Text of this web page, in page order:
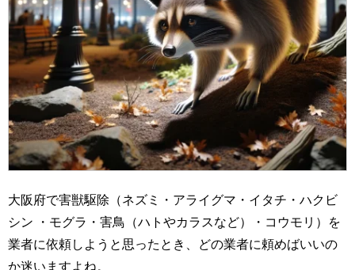
大阪府で害獣駆除（ネズミ・アライグマ・イタチ・ハクビ
シン ・モグラ・害鳥（ハトやカラスなど）・コウモリ）を
業者に依頼しようと思ったとき、どの業者に頼めばいいの
か迷いますよね。